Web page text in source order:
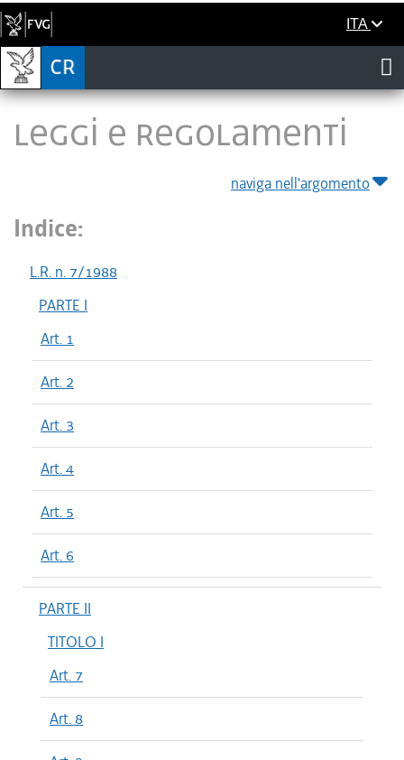
ITA
LEGGI E REGOLAMENTI
naviga nell'argomento
Indice:
L.R. n. 7/1988
PARTE I
Art. 1
Art. 2
Art. 3
Art. 4
Art. 5
Art. 6
PARTE II
TITOLO I
Art. 7
Art. 8